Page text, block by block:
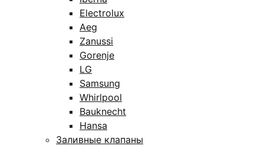
Electrolux
Aeg
Zanussi
Gorenje
LG
Samsung
Whirlpool
Bauknecht
Hansa
Заливные клапаны